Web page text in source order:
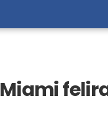
Miami